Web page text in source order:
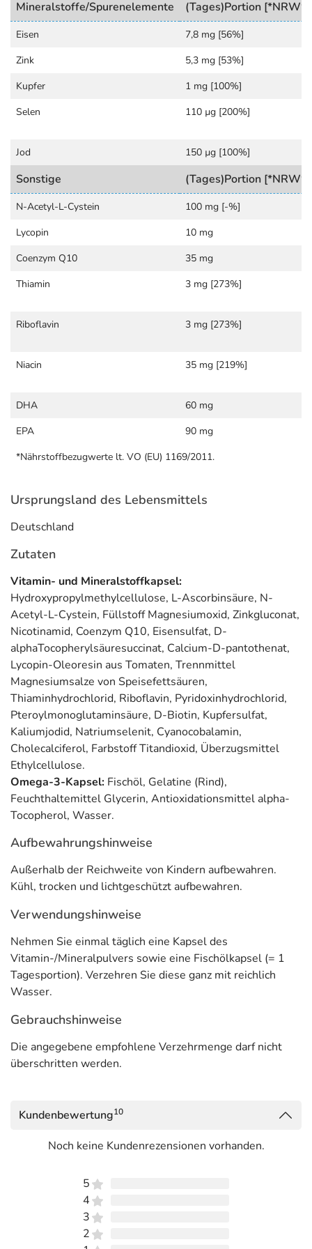
1
Die Vitamine C, E, B2 (Riboflavin), Selen, Zink und
Kupfer tragen dazu bei, die Zellen vor oxidativem Stress
Zusätzlich
Eisen unterstützt die Bildung der roten Blutkörperchen
verstoffwechselt, in Zellmembranen eingebaut und sind
Vorläufer von Signalstoffen.
1Angaben entsprechend EU Verordnung
Adresse des Lebensmittel-Unternehmens
Gonadosan Distribution GmbH
Römerstr. 2
6900 Bregenz
Allergene) sind bei den Lebensmittelangaben als pdf
Mineralstoffe/Spurenelemente (Tages)Portion
Eisen
7,8 mg [56%]
Zink
5,3 mg [53%]
Kupfer
1 mg [100%]
Selen
110 µg [200%]
Jod 150 µg [100%]
Sonstige (Tages)Portion
N-Acetyl-L-Cystein
100 mg [-%]
Lycopin
10 mg
Coenzym Q10
35 mg
Thiamin
3 mg [273%]
Riboflavin 3 mg [273%]
Niacin 35 mg [219%]
DHA
60 mg
EPA
90 mg
*Nährstoffbezugwerte lt. VO (EU) 1169/2011.
Ursprungsland des Lebensmittels
Deutschland
Zutaten
Vitamin- und Mineralstoffkapsel:
Hydroxypropylmethylcellulose, L-Ascorbinsäure, N-
Acetyl-L-Cystein, Füllstoff Magnesiumoxid, Zinkgluconat,
Nicotinamid, Coenzym Q10, Eisensulfat, D-
alphaTocopherylsäuresuccinat, Calcium-D-pantothenat,
Lycopin-Oleoresin aus Tomaten, Trennmittel
Magnesiumsalze von Speisefettsäuren,
Thiaminhydrochlorid, Riboflavin, Pyridoxinhydrochlorid,
Pteroylmonoglutaminsäure, D-Biotin, Kupfersulfat,
Kaliumjodid, Natriumselenit, Cyanocobalamin,
Cholecalciferol, Farbstoff Titandioxid, Überzugsmittel
Ethylcellulose.
Omega-3-Kapsel: Fischöl, Gelatine (Rind),
Feuchthaltemittel Glycerin, Antioxidationsmittel alpha-
Tocopherol, Wasser.
Aufbewahrungshinweise
Außerhalb der Reichweite von Kindern aufbewahren.
Kühl, trocken und lichtgeschützt aufbewahren.
Verwendungshinweise
Nehmen Sie einmal täglich eine Kapsel des
Vitamin-/Mineralpulvers sowie eine Fischölkapsel (= 1
Tagesportion). Verzehren Sie diese ganz mit reichlich
Wasser.
Gebrauchshinweise
Die angegebene empfohlene Verzehrmenge darf nicht
überschritten werden.
Kundenbewertung10
Noch keine Kundenrezensionen vorhanden.
5
4
3
2